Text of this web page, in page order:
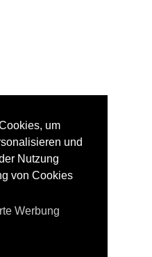
um
und
Nutzung
von Cookies
Werbung